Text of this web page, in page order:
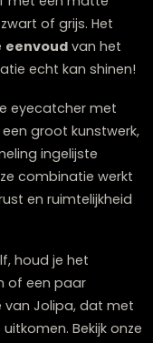
met statement
de perfecte basis
voor een strak
of met een matte
zwart of grijs. Het
de eenvoud
echt kan
eyecatcher
een groot
ingelijste